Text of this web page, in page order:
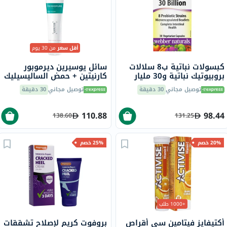
كبسولات نباتية ب8 سلالات
بروبيوتيك نباتية و30 مليار
بروبيوتيك ويبر ناتشورالز، 30
كبسولةتوصيل مجاني30 دقيقة
98.44
131.25
أقل سعرمن 30 يوم
سائل يوسيرين ديرموبور
كارنيتين + حمض الساليسيليك
مطفي 40 ملتوصيل مجاني30 دقيقة
110.88
138.60
20% خصم
+1000 طلب
أكتيفايز فيتامين سي أقراص
25% خصم
بروفوت كريم لإصلاح تشققات